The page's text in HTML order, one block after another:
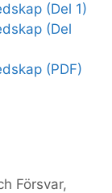
(Del 1)
(Del
(PDF)
Försvar,